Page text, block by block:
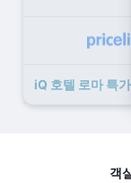
iQ 호텔 로마 ​특
객